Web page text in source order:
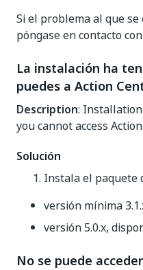
Si el problema al que
póngase en contacto con
La instalación ha
puedes a Action
Description:
you cannot access
Solución
Instala el paquete
versión mínima
versión 5.0.x,
No se puede